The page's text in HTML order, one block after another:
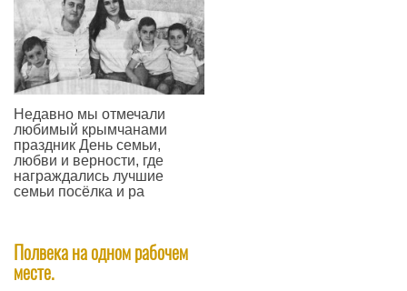
Недавно мы отмечали
любимый крымчанами
праздник День семьи,
любви и верности, где
награждались лучшие
семьи посёлка и ра
Полвека на одном рабочем
месте.